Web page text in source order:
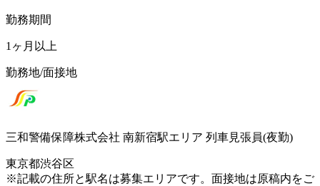
勤務期間
1ヶ月以上
勤務地/面接地
三和警備保障株式会社 南新宿駅エリア 列車見張員(夜勤)
東京都渋谷区
※記載の住所と駅名は募集エリアです。面接地は原稿内をご